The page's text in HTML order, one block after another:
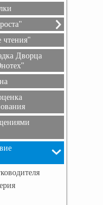
роста"
с
(контакты,
чтения"
Дворца